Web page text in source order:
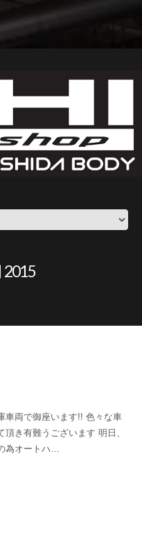
2015
車両で御座います!! 色々な車
頂き有難うございます 明日、
為オートハ…